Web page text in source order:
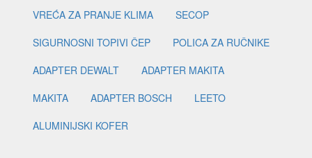
VREĆA ZA PRANJE KLIMA
SECOP
SIGURNOSNI TOPIVI ČEP
POLICA ZA RUČNIKE
ADAPTER DEWALT
ADAPTER MAKITA
MAKITA
ADAPTER BOSCH
LEETO
ALUMINIJSKI KOFER